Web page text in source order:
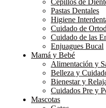
Pastas Dentales
Higiene
Cuidado de
Cuidado de las
Enjuagues Bucal
Mamá y Bebé
Alimentación y
Belleza y
Bienestar y
Cuidados Pre y
Mascotas